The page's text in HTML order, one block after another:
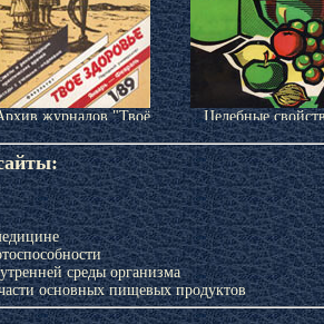
журналов "Твоё
здоровье"
Целебные
пищевых
среды организма
основных пищевых продуктов